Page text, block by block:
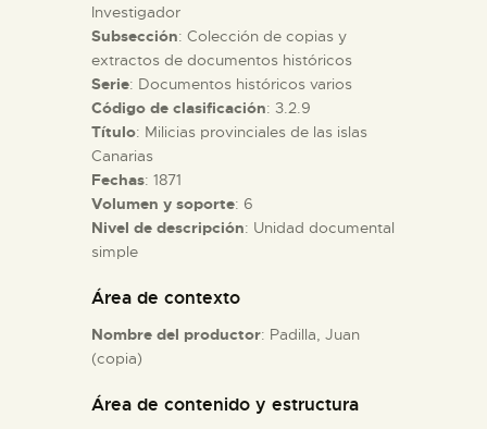
EL MUSEO
COLECCIONES
DIDÁCTICA
ESPAÑOL
Investigador
Subsección: Colección de copias y
extractos de documentos históricos
Serie: Documentos históricos varios
Código de clasificación: 3.2.9
Título: Milicias provinciales de las islas
Canarias
Fechas: 1871
Volumen y soporte: 6
Nivel de descripción: Unidad documental
simple
Área de contexto
Nombre del productor: Padilla, Juan
(copia)
Área de contenido y estructura